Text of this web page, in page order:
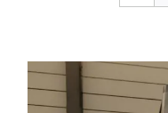
CONTACTO